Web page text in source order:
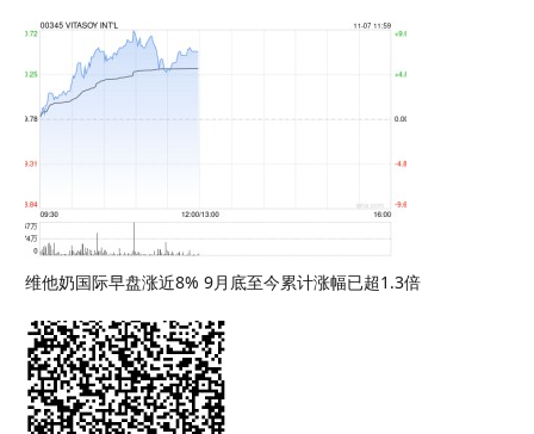
维他奶国际早盘涨近8% 9月底至今累计涨幅已超1.3倍